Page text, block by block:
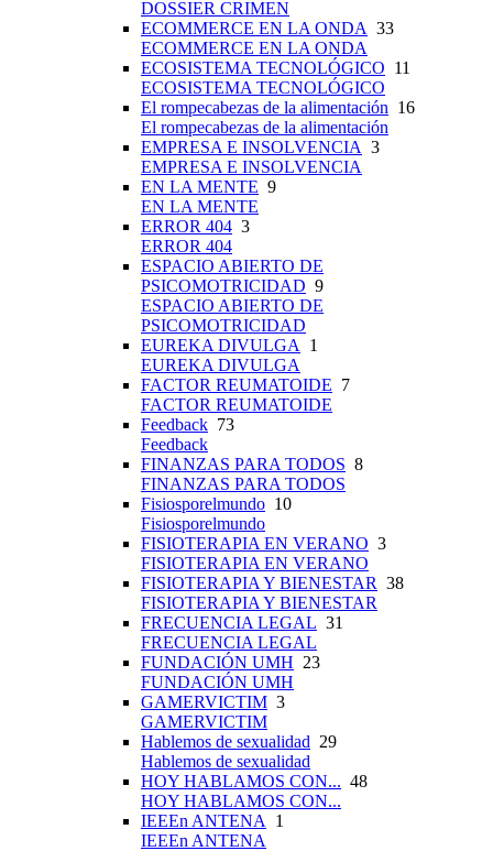
DOSSIER CRIMEN
ECOMMERCE EN LA ONDA 33
ECOMMERCE EN LA ONDA
ECOSISTEMA TECNOLÓGICO 11
ECOSISTEMA TECNOLÓGICO
El rompecabezas de la alimentación 16
El rompecabezas de la alimentación
EMPRESA E INSOLVENCIA 3
EMPRESA E INSOLVENCIA
EN LA MENTE 9
EN LA MENTE
ERROR 404 3
ERROR 404
ESPACIO ABIERTO DE
PSICOMOTRICIDAD 9
ESPACIO ABIERTO DE
PSICOMOTRICIDAD
EUREKA DIVULGA
1
EUREKA DIVULGA
FACTOR REUMATOIDE 7
FACTOR REUMATOIDE
Feedback 73
Feedback
FINANZAS PARA TODOS 8
FINANZAS PARA TODOS
Fisiosporelmundo 10
Fisiosporelmundo
FISIOTERAPIA EN VERANO 3
FISIOTERAPIA EN VERANO
FISIOTERAPIA Y BIENESTAR 38
FISIOTERAPIA Y BIENESTAR
FRECUENCIA LEGAL 31
FRECUENCIA LEGAL
FUNDACIÓN UMH 23
FUNDACIÓN UMH
GAMERVICTIM 3
GAMERVICTIM
Hablemos de sexualidad 29
Hablemos de sexualidad
HOY HABLAMOS CON... 48
HOY HABLAMOS CON...
IEEEn ANTENA
1
IEEEn ANTENA